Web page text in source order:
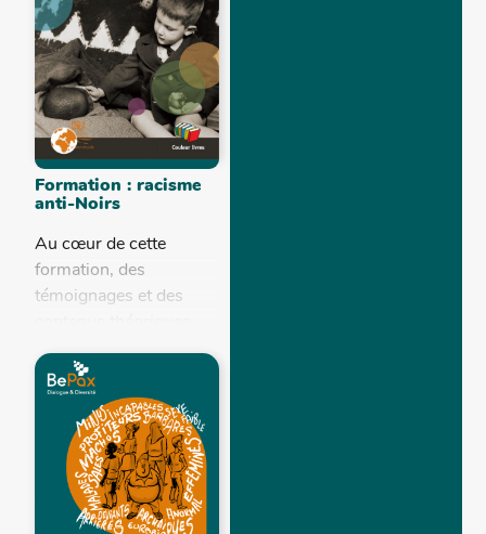
une formation qui vise...
Formation : racisme
anti-Noirs
Au cœur de cette
formation, des
témoignages et des
formes du racisme anti-
Noirs, et en particulier
sa forme européenne
issue...